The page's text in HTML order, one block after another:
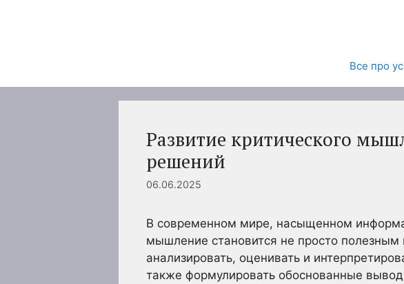
Все про
Развитие критического
решений
06.06.2025
В современном мире, насыщенном
мышление становится не просто
анализировать, оценивать и
также формулировать обоснованные